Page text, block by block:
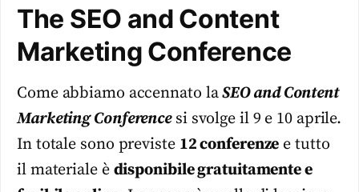
The SEO and Content
Marketing Conference
Come abbiamo accennato laSEO and Content
Marketing Conferencesi svolge il 9 e 10 aprile.
In totale sono previste 12 conferenze e tutto
il materiale è disponibile gratuitamente e